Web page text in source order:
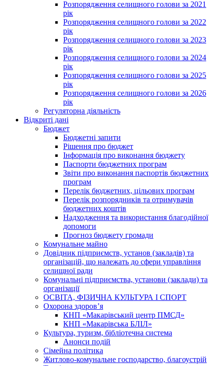
Розпорядження селищного голови за 2021
рік
Розпорядження селищного голови за 2022
рік
Розпорядження селищного голови за 2023
рік
Розпорядження селищного голови за 2024
рік
Розпорядження селищного голови за 2025
рік
Розпорядження селищного голови за 2026
рік
Регуляторна діяльність
Відкриті дані
Бюджет
Бюджетні запити
Рішення про бюджет
Інформація про виконання бюджету
Паспорти бюджетних програм
Звіти про виконання паспортів бюджетних
програм
Перелік бюджетних, цільових програм
Перелік розпорядників та отримувачів
бюджетних коштів
Надходження та використання благодійної
допомоги
Прогноз бюджету громади
Комунальне майно
Довідник підприємств, установ (закладів) та
організацій, що належать до сфери управління
селищної ради
Комунальні підприємства, установи (заклади) та
організації
ОСВІТА, ФІЗИЧНА КУЛЬТУРА І СПОРТ
Охорона здоров’я
КНП «Макарівський центр ПМСД»
КНП «Макарівська БЛІЛ»
Культура, туризм, бібліотечна система
Анонси подій
Сімейна політика
Житлово-комунальне господарство, благоустрій